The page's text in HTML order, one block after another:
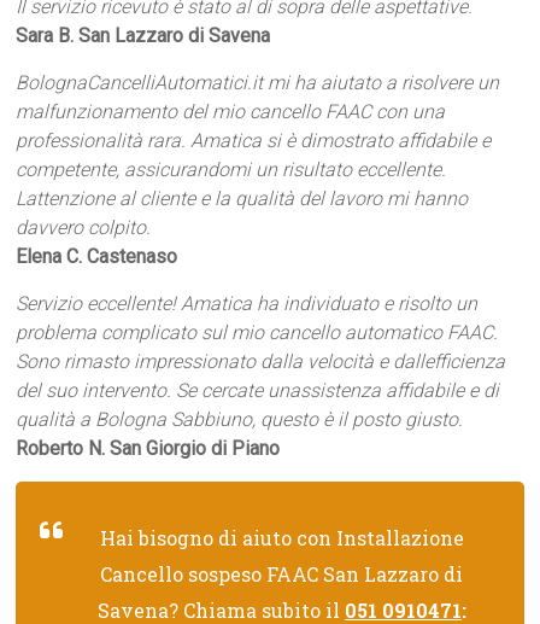
Il servizio ricevuto è stato al di sopra delle aspettative.
Sara B. San Lazzaro di Savena
BolognaCancelliAutomatici.it mi ha aiutato a risolvere un
malfunzionamento del mio cancello FAAC con una
professionalità rara. Amatica si è dimostrato affidabile e
competente, assicurandomi un risultato eccellente.
Lattenzione al cliente e la qualità del lavoro mi hanno
davvero colpito.
Elena C. Castenaso
Servizio eccellente! Amatica ha individuato e risolto un
problema complicato sul mio cancello automatico FAAC.
Sono rimasto impressionato dalla velocità e dallefficienza
del suo intervento. Se cercate unassistenza affidabile e di
qualità a Bologna Sabbiuno, questo è il posto giusto.
Roberto N. San Giorgio di Piano
Hai bisogno di aiuto con Installazione
Cancello sospeso FAAC San Lazzaro di
Savena? Chiama subito il 051 0910471: